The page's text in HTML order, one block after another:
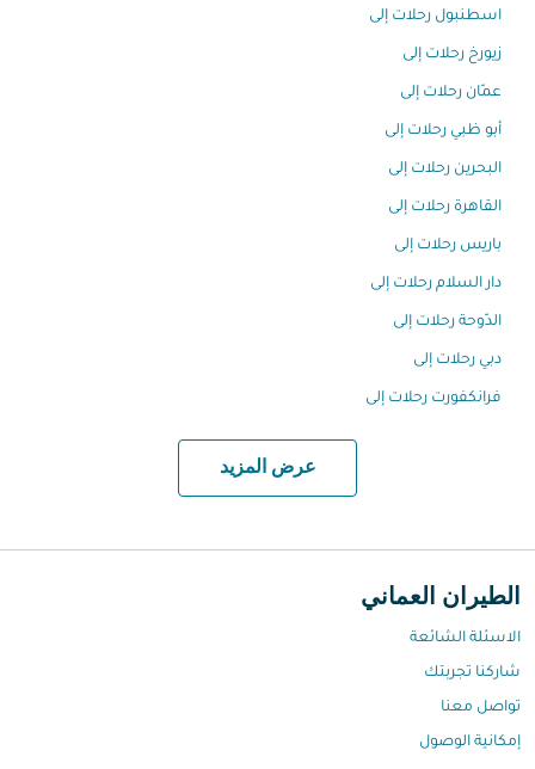
اسطنبول رحلات إلى
زيورخ رحلات إلى
عمّان رحلات إلى
أبو ظبي رحلات إلى
البحرين رحلات إلى
القاهرة رحلات إلى
باريس رحلات إلى
دار السلام رحلات إلى
الدّوحة رحلات إلى
دبي رحلات إلى
فرانكفورت رحلات إلى
عرض المزيد
الطيران العماني
الاسئلة الشائعة
شاركنا تجربتك
تواصل معنا
إمكانية الوصول